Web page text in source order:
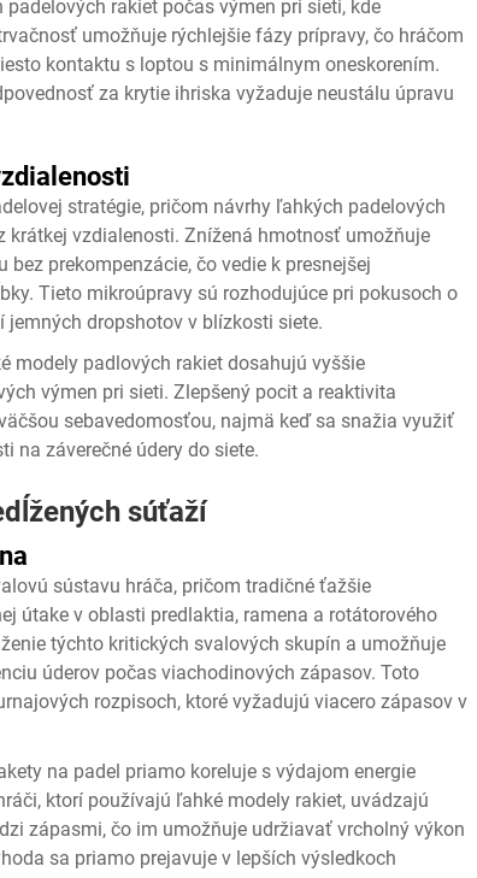
rakiet počas výmen pri sieti, kde
umožňuje rýchlejšie fázy prípravy, čo hráčom
kontaktu s loptou s minimálnym oneskorením.
za krytie ihriska vyžaduje neustálu úpravu
stratégie, pričom návrhy ľahkých padelových
vzdialenosti. Znížená hmotnosť umožňuje
prekompenzácie, čo vedie k presnejšej
Tieto mikroúpravy sú rozhodujúce pri pokusoch o
jemných dropshotov v blízkosti siete.
modely padlových rakiet dosahujú vyššie
výmen pri sieti. Zlepšený pocit a reaktivita
sebavedomosťou, najmä keď sa snažia využiť
na záverečné údery do siete.
súťaží
sústavu hráča, pričom tradičné ťažšie
útake v oblasti predlaktia, ramena a rotátorového
týchto kritických svalových skupín a umožňuje
úderov počas viachodinových zápasov. Toto
rozpisoch, ktoré vyžadujú viacero zápasov v
na padel priamo koreluje s výdajom energie
ktorí používajú ľahké modely rakiet, uvádzajú
zápasmi, čo im umožňuje udržiavať vrcholný výkon
sa priamo prejavuje v lepších výsledkoch